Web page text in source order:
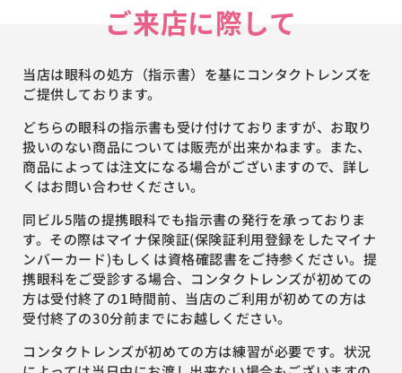
ご来店に際して
当店は眼科の処方（指示書）を基にコンタクトレンズを
ご提供しております。
どちらの眼科の指示書も受け付けておりますが、お取り
扱いのない商品については販売が出来かねます。また、
商品によっては注文になる場合がございますので、詳し
くはお問い合わせください。
同ビル5階の提携眼科でも指示書の発行を承っておりま
す。その際はマイナ保険証(保険証利用登録をしたマイナ
ンバーカード)もしくは資格確認書をご持参ください。提
携眼科をご受診する場合、コンタクトレンズが初めての
方は受付終了の1時間前、当店のご利用が初めての方は
受付終了の30分前までにお越しください。
コンタクトレンズが初めての方は練習が必要です。状況